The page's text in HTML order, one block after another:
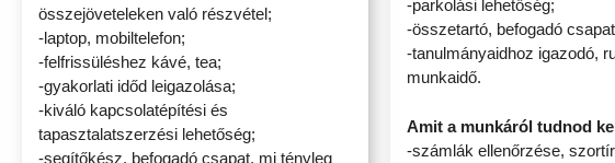
összejöveteleken való részvétel;
-laptop, mobiltelefon;
-felfrissüléshez kávé, tea;
-gyakorlati időd leigazolása;
-kiváló kapcsolatépítési és
tapasztalatszerzési lehetőség;
-segítőkész, befogadó csapat, mi tényleg
-parkolási lehetőség;
-összetartó, befogadó
-tanulmányaidhoz igazodó,
munkaidő.
Amit a munkáról tudnod
-számlák ellenőrzése,